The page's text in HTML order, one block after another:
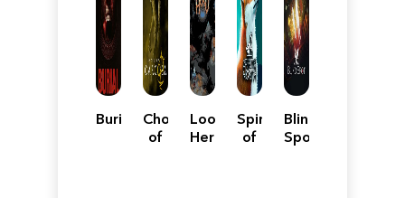
Burial
Chorus
of
Loop
Hero
Spirit
of
Blind
Spot